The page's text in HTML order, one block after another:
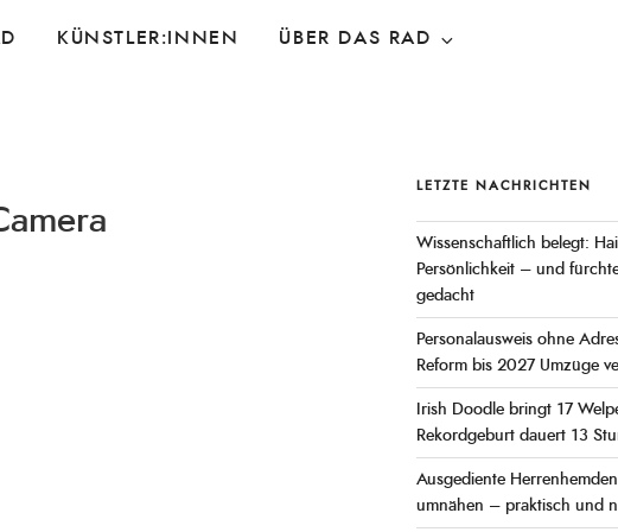
KÜNSTLER:INNEN ÜBER DAS RAD
LETZTE NACHRICHTEN
Wissenschaftlich belegt:
Persönlichkeit – und
gedacht
Personalausweis ohne
Reform bis 2027 Umzüge
Irish Doodle bringt 17
Rekordgeburt dauert 13
Ausgediente
umnähen – praktisch und